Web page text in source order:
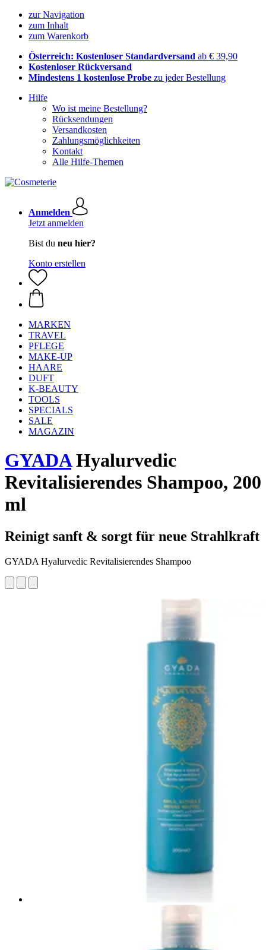
zur Navigation
zum Inhalt
zum Warenkorb
Österreich: Kostenloser Standardversand ab € 39,90
Kostenloser Rückversand
Mindestens 1 kostenlose Probe zu jeder Bestellung
Hilfe
Wo ist meine Bestellung?
Rücksendungen
Versandkosten
Zahlungsmöglichkeiten
Kontakt
Alle Hilfe-Themen
Anmelden
Jetzt anmelden
Bist du neu hier?
Konto erstellen
MARKEN
TRAVEL
PFLEGE
MAKE-UP
HAARE
DUFT
K-BEAUTY
TOOLS
SPECIALS
SALE
MAGAZIN
GYADAHyalurvedic
Revitalisierendes Shampoo, 200
ml
Reinigt sanft & sorgt für neue Strahlkraft
GYADA Hyalurvedic Revitalisierendes Shampoo